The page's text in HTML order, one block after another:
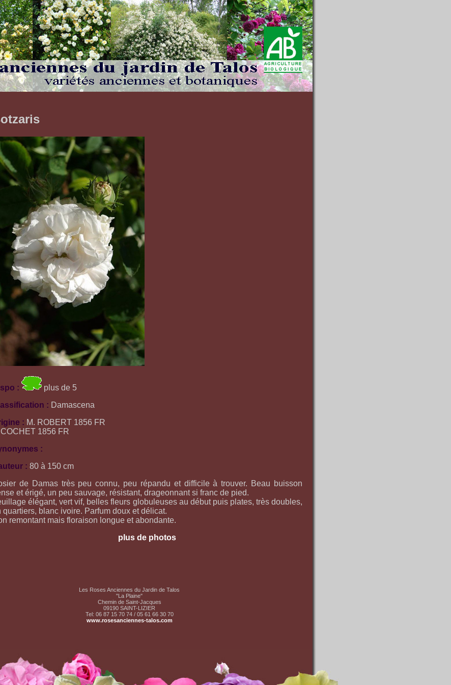
:
plus de 5
: Damascena
: M. ROBERT 1856 FR
COCHET 1856 FR
:
: 80 à 150 cm
de Damas très peu connu, peu répandu et difficile à trouver. Beau buisson
et érigé, un peu sauvage, résistant, drageonnant si franc de pied.
élégant, vert vif, belles fleurs globuleuses au début puis plates, très doubles,
quartiers, blanc ivoire. Parfum doux et délicat.
remontant mais floraison longue et abondante.
plus de photos
Les Roses Anciennes du Jardin de Talos
"La Plaine"
Chemin de Saint-Jacques
09190 SAINT-LIZIER
Tel: 06 87 15 70 74 / 05 61 66 30 70
www.rosesanciennes-talos.com